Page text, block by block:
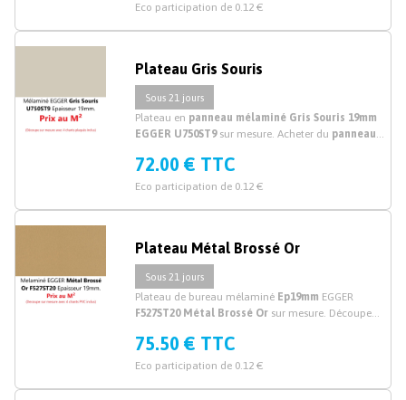
Eco participation de 0.12 €
Sous 21 jours
Plateau Gris Souris
Plateau en panneau mélaminé Gris Souris 19mm
EGGER U750ST9 sur mesure. Acheter du panneau
72.00 € TTC
Eco participation de 0.12 €
Sous 21 jours
Plateau Métal Brossé Or
Plateau de bureau mélaminé Ep19mm EGGER
F527ST20 Métal Brossé Or sur mesure. Découpe
75.50 € TTC
Eco participation de 0.12 €